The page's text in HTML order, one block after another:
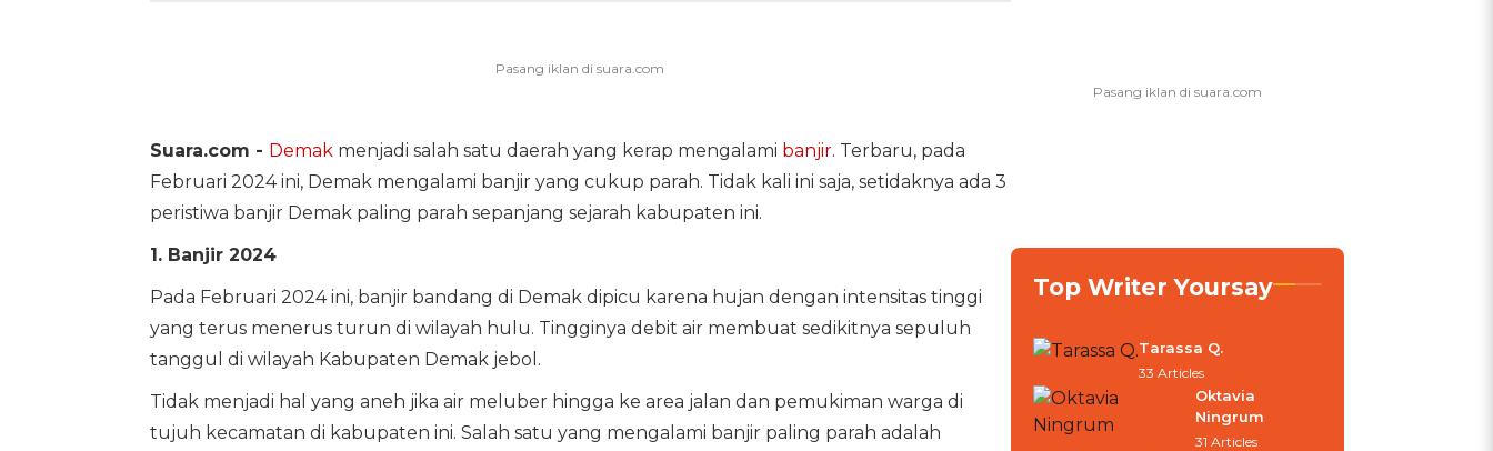
Suara.com - Demak menjadi salah satu daerah yang kerap mengalami banjir. Terbaru, pada
Februari 2024 ini, Demak mengalami banjir yang cukup parah. Tidak kali ini saja, setidaknya ada 3
peristiwa banjir Demak paling parah sepanjang sejarah kabupaten ini.
1. Banjir 2024
Pada Februari 2024 ini, banjir bandang di Demak dipicu karena hujan dengan intensitas tinggi
yang terus menerus turun di wilayah hulu. Tingginya debit air membuat sedikitnya sepuluh
tanggul di wilayah Kabupaten Demak jebol.
Tidak menjadi hal yang aneh jika air meluber hingga ke area jalan dan pemukiman warga di
tujuh kecamatan di kabupaten ini. Salah satu yang mengalami banjir paling parah adalah
Top Writer Yoursay
Tarassa Q.
33 Articles
Oktavia
Ningrum
31 Articles